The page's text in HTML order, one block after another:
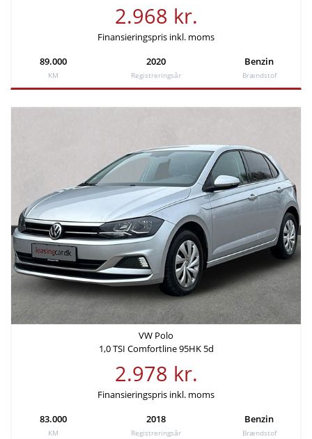
2.968 kr.
Finansieringspris inkl. moms
89.000
KM
2020
Registreringsår
Benzin
Brændstof
VW Polo
1,0 TSI Comfortline 95HK 5d
2.978 kr.
Finansieringspris inkl. moms
83.000
KM
2018
Registreringsår
Benzin
Brændstof